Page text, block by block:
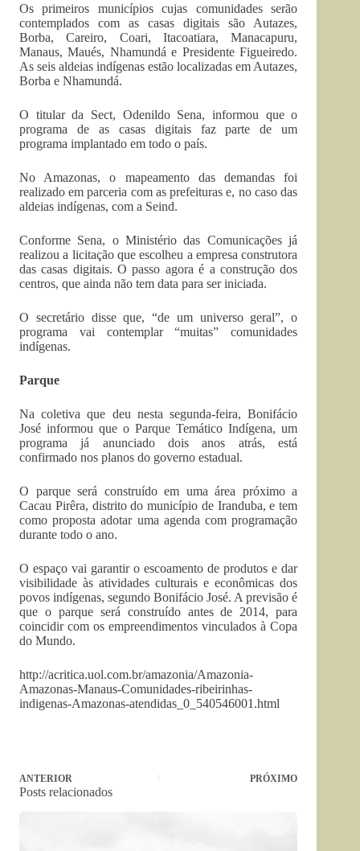
Os primeiros municípios cujas comunidades serão
contemplados com as casas digitais são Autazes,
Borba, Careiro, Coari, Itacoatiara, Manacapuru,
Manaus, Maués, Nhamundá e Presidente Figueiredo.
As seis aldeias indígenas estão localizadas em Autazes,
Borba e Nhamundá.
O titular da Sect, Odenildo Sena, informou que o
programa de as casas digitais faz parte de um
programa implantado em todo o país.
No Amazonas, o mapeamento das demandas foi
realizado em parceria com as prefeituras e, no caso das
aldeias indígenas, com a Seind.
Conforme Sena, o Ministério das Comunicações já
realizou a licitação que escolheu a empresa construtora
das casas digitais. O passo agora é a construção dos
centros, que ainda não tem data para ser iniciada.
O secretário disse que, “de um universo geral”, o
programa vai contemplar “muitas” comunidades
indígenas.
Parque
Na coletiva que deu nesta segunda-feira, Bonifácio
José informou que o Parque Temático Indígena, um
programa já anunciado dois anos atrás, está
confirmado nos planos do governo estadual.
O parque será construído em uma área próximo a
Cacau Pirêra, distrito do município de Iranduba, e tem
como proposta adotar uma agenda com programação
durante todo o ano.
O espaço vai garantir o escoamento de produtos e dar
visibilidade às atividades culturais e econômicas dos
povos indígenas, segundo Bonifácio José. A previsão é
que o parque será construído antes de 2014, para
coincidir com os empreendimentos vinculados à Copa
do Mundo.
http://acritica.uol.com.br/amazonia/Amazonia-
Amazonas-Manaus-Comunidades-ribeirinhas-
indigenas-Amazonas-atendidas_0_540546001.html
ANTERIOR PRÓXIMO
Posts relacionados